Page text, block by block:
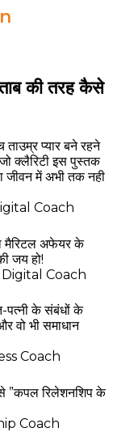
की तरह कैसे
प्यार बने रहने
क्लैरिटी इस पुस्तक
जीवन में अभी तक नही
Coach
मैरिटल अफेयर के
जय हो!
Coach
पत्नी के संबंधों के
वो भी समाधान
Coach
”कपल रिलेशनशिप के
Coach